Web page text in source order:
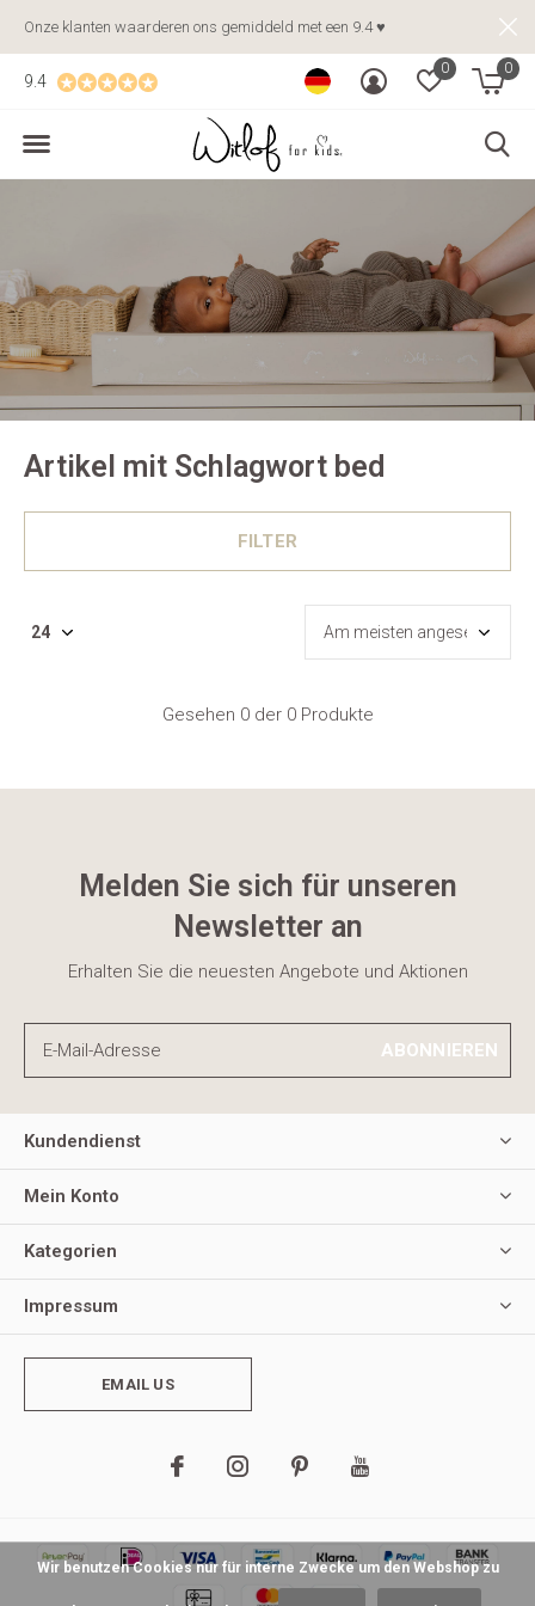
0 0
9.4
Onze klanten waarderen ons gemiddeld met een 9.4 ♥
Artikel mit Schlagwort bed
FILTER
Gesehen 0 der 0 Produkte
Melden Sie sich für unseren
Newsletter an
Erhalten Sie die neuesten Angebote und Aktionen
ABONNIEREN
Kundendienst
Mein Konto
Kategorien
Impressum
EMAIL US
Wir benutzen Cookies nur für interne Zwecke um den Webshop zu